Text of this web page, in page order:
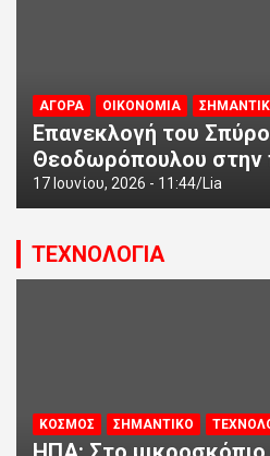
ΑΓΟΡΑ ΟΙΚΟΝΟΜΙΑ
Επανεκλογή του
Θεοδωρόπουλου στην
17 Ιουνίου, 2026 - 11:44 Lia
ΤΕΧΝΟΛΟΓΙΑ
ΚΟΣΜΟΣ ΣΗΜΑΝΤΙΚΟ